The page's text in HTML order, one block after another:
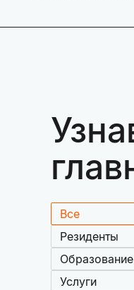
Все
Резиденты
Образование
Услуги